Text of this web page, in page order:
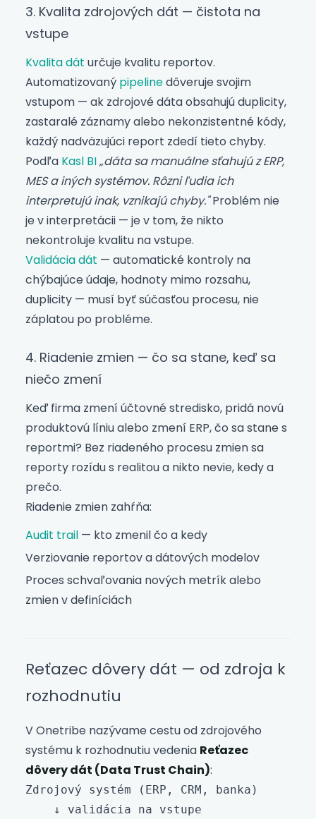
3. Kvalita zdrojových dát — čistota na
vstupe
Kvalita dát určuje kvalitu reportov.
Automatizovaný pipelinedôveruje svojim
vstupom — ak zdrojové dáta obsahujú duplicity,
zastaralé záznamy alebo nekonzistentné kódy,
každý nadväzujúci report zdedí tieto chyby.
Podľa Kasl BI„dáta sa manuálne sťahujú z ERP,
MES a iných systémov. Rôzni ľudia ich
interpretujú inak, vznikajú chyby."Problém nie
je v interpretácii — je v tom, že nikto
nekontroluje kvalitu na vstupe.
Validácia dát — automatické kontroly na
chýbajúce údaje, hodnoty mimo rozsahu,
duplicity — musí byť súčasťou procesu, nie
záplatou po probléme.
4. Riadenie zmien — čo sa stane, keď sa
niečo zmení
Keď firma zmení účtovné stredisko, pridá novú
produktovú líniu alebo zmení ERP, čo sa stane s
reportmi? Bez riadeného procesu zmien sa
reporty rozídu s realitou a nikto nevie, kedy a
prečo.
Riadenie zmien zahŕňa:
Audit trail — kto zmenil čo a kedy
Verziovanie reportov a dátových modelov
Proces schvaľovania nových metrík alebo
zmien v definíciách
Reťazec dôvery dát — od zdroja k
rozhodnutiu
V Onetribe nazývame cestu od zdrojového
systému k rozhodnutiu vedenia Reťazec
dôvery dát (Data Trust Chain):
Zdrojový systém (ERP, CRM, banka)
    ↓ validácia na vstupe